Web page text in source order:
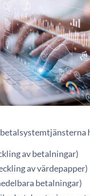
av betalningar)
av värdepapper)
betalningar)